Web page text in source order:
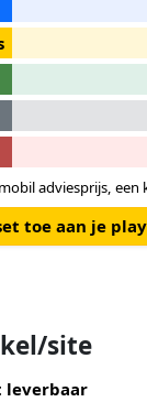
adviesprijs, een
toe aan je
site
leverbaar